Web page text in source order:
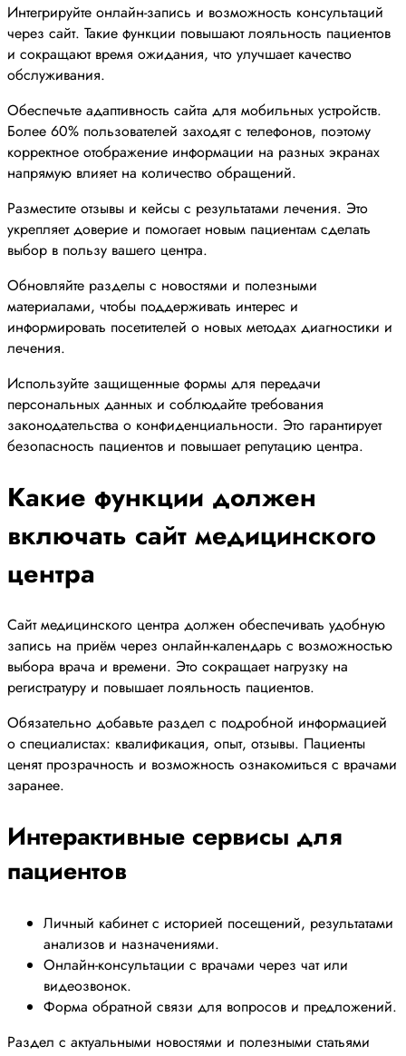
Интегрируйте онлайн-запись и возможность консультаций
через сайт. Такие функции повышают лояльность пациентов
и сокращают время ожидания, что улучшает качество
обслуживания.
Обеспечьте адаптивность сайта для мобильных устройств.
Более 60% пользователей заходят с телефонов, поэтому
корректное отображение информации на разных экранах
напрямую влияет на количество обращений.
Разместите отзывы и кейсы с результатами лечения. Это
укрепляет доверие и помогает новым пациентам сделать
выбор в пользу вашего центра.
Обновляйте разделы с новостями и полезными
материалами, чтобы поддерживать интерес и
информировать посетителей о новых методах диагностики и
лечения.
Используйте защищенные формы для передачи
персональных данных и соблюдайте требования
законодательства о конфиденциальности. Это гарантирует
безопасность пациентов и повышает репутацию центра.
Какие функции должен
включать сайт медицинского
центра
Сайт медицинского центра должен обеспечивать удобную
запись на приём через онлайн-календарь с возможностью
выбора врача и времени. Это сокращает нагрузку на
регистратуру и повышает лояльность пациентов.
Обязательно добавьте раздел с подробной информацией
о специалистах: квалификация, опыт, отзывы. Пациенты
ценят прозрачность и возможность ознакомиться с врачами
заранее.
Интерактивные сервисы для
пациентов
Личный кабинет с историей посещений, результатами
анализов и назначениями.
Онлайн-консультации с врачами через чат или
видеозвонок.
Форма обратной связи для вопросов и предложений.
Раздел с актуальными новостями и полезными статьями